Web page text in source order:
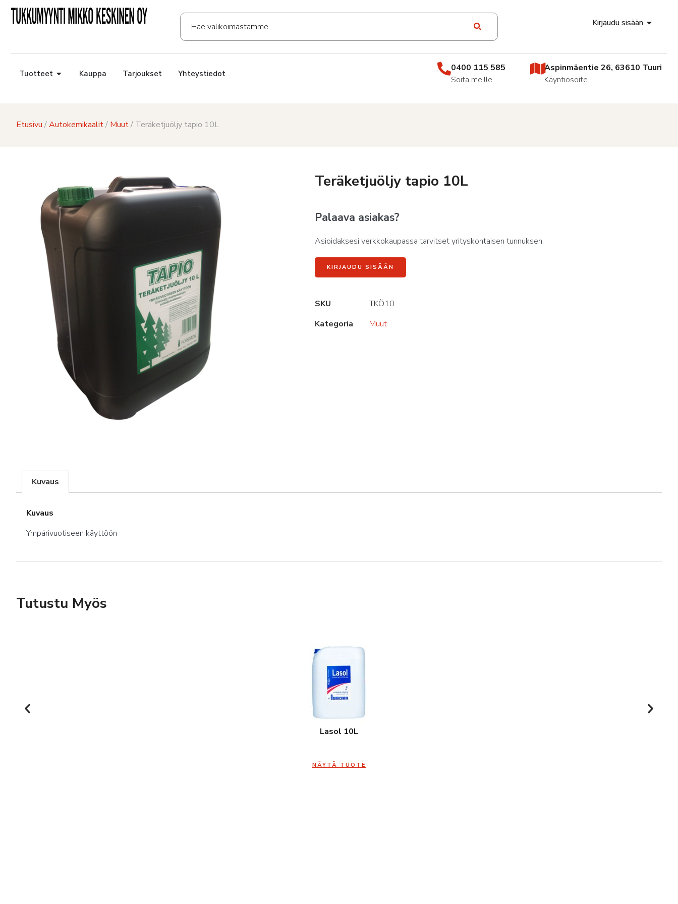
Kirjaudu sisään
Tuotteet Kauppa Tarjoukset Yhteystiedot
0400 115 585
Soita meille
Aspinmäentie 26, 63610 Tuuri
Käyntiosoite
Etusivu /Autokemikaalit/ Muut/ Teräketjuöljy tapio 10L
Teräketjuöljy tapio 10L
Palaava asiakas?
Asioidaksesi verkkokaupassa tarvitset yrityskohtaisen tunnuksen.
KIRJAUDU SISÄÄN
SKU
TKÖ10
Kategoria
Muut
Kuvaus
Kuvaus
Ympärivuotiseen käyttöön
Tutustu Myös
Lasol 10L
NÄYTÄ TUOTE